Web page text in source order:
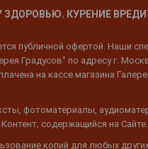
КУРЕНИЕ
публичной офертой. Наши
Градусов" по адресу г.
на кассе магазина
фотоматериалы,
содержащийся на Сайте.
копий для любых